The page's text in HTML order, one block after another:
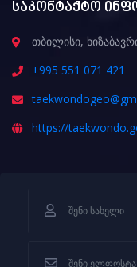
საკონტაქტო
თბილისი,
+995 551 071 421
https://